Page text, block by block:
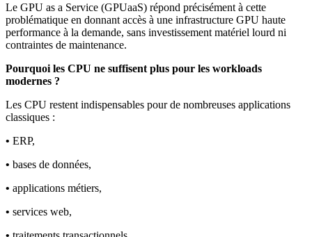
Le GPU as a Service (GPUaaS) répond précisément à cette
problématique en donnant accès à une infrastructure GPU haute
performance à la demande, sans investissement matériel lourd ni
contraintes de maintenance.
Pourquoi les CPU ne suffisent plus pour les workloads
modernes ?
Les CPU restent indispensables pour de nombreuses applications
classiques :
• ERP,
• bases de données,
• applications métiers,
• services web,